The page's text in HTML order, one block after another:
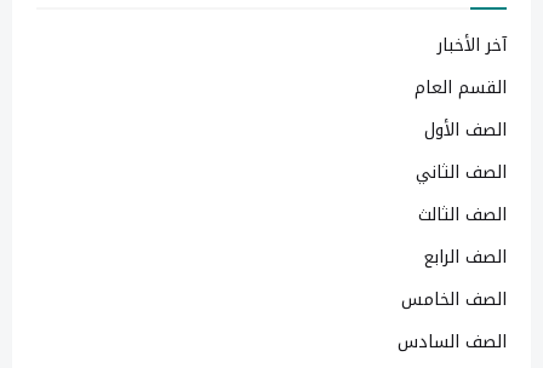
آخر الأخبار
القسم العام
الصف الأول
الصف الثاني
الصف الثالث
الصف الرابع
الصف الخامس
الصف السادس